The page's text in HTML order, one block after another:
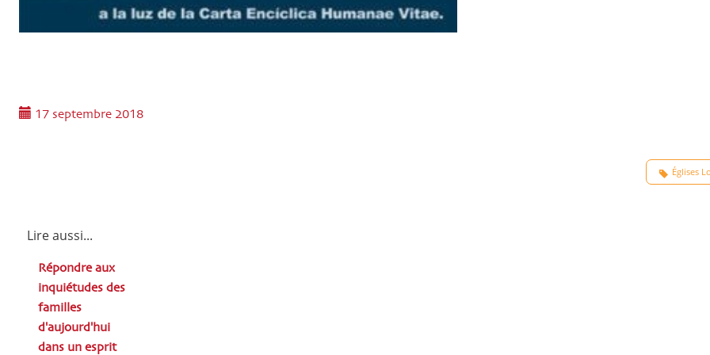
17 septembre 2018
Églises
Lire aussi...
Répondre aux
inquiétudes des
familles
d'aujourd'hui
dans un esprit